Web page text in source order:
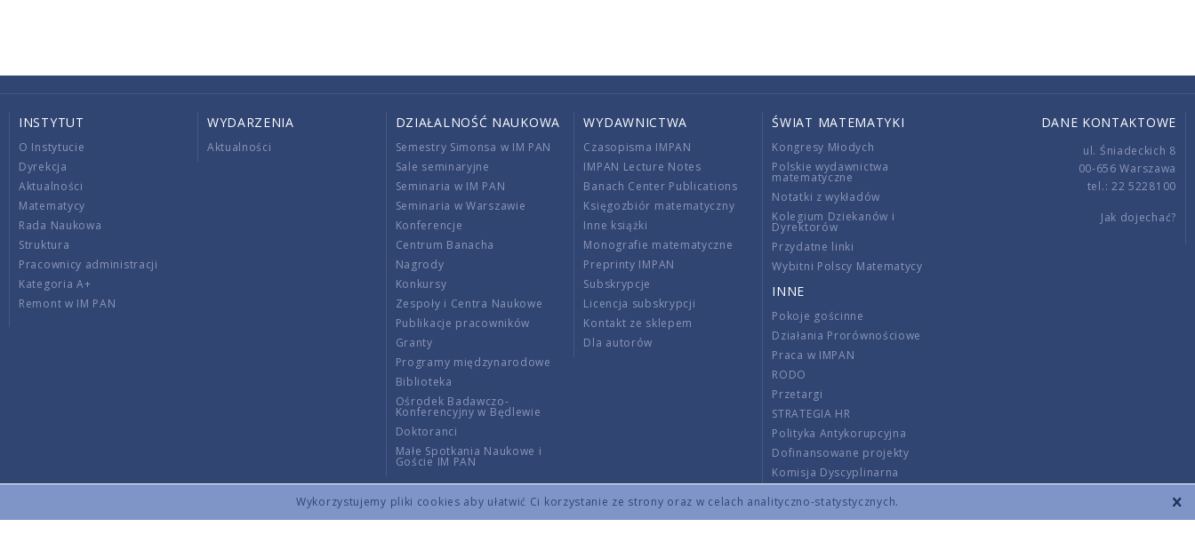
Wykorzystujemy pliki cookies aby ułatwić Ci korzystanie ze strony oraz w celach analityczno-statystycznych.
INSTYTUT
O Instytucie
Dyrekcja
Aktualności
Matematycy
Rada Naukowa
Struktura
Pracownicy administracji
Kategoria A+
Remont w IM PAN
WYDARZENIA
Aktualności
DZIAŁALNOŚĆ NAUKOWA
Semestry Simonsa w IM PAN
Sale seminaryjne
Seminaria w IM PAN
Seminaria w Warszawie
Konferencje
Centrum Banacha
Nagrody
Konkursy
Zespoły i Centra Naukowe
Publikacje pracowników
Granty
Programy międzynarodowe
Biblioteka
Ośrodek Badawczo-
Konferencyjny w Będlewie
Doktoranci
Małe Spotkania Naukowe i
Goście IM PAN
WYDAWNICTWA
Czasopisma IMPAN
IMPAN Lecture Notes
Banach Center Publications
Księgozbiór matematyczny
Inne książki
Monografie matematyczne
Preprinty IMPAN
Subskrypcje
Licencja subskrypcji
Kontakt ze sklepem
Dla autorów
ŚWIAT MATEMATYKI
Kongresy Młodych
Polskie wydawnictwa
matematyczne
Notatki z wykładów
Kolegium Dziekanów i
Dyrektorów
Przydatne linki
Wybitni Polscy Matematycy
INNE
Pokoje gościnne
Działania Prorównościowe
Praca w IMPAN
RODO
Przetargi
STRATEGIA HR
Polityka Antykorupcyjna
Dofinansowane projekty
Komisja Dyscyplinarna
Wnoszenie opłat
DANE KONTAKTOWE
ul. Śniadeckich 8
00-656 Warszawa
tel.: 22 5228100
Jak dojechać?